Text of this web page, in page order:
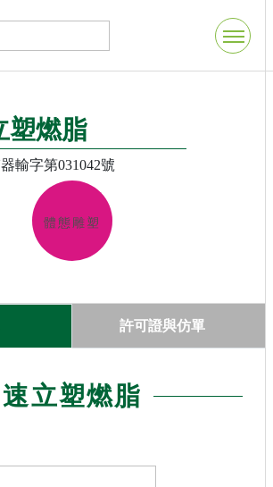
塑燃脂
輸字第031042號
體態雕塑
許可證與仿單
速立塑燃脂